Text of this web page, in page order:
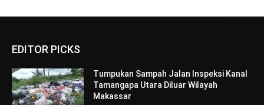
EDITOR PICKS
Tumpukan Sampah Jalan Inspeksi Kanal
Tamangapa Utara Diluar Wilayah
Makassar